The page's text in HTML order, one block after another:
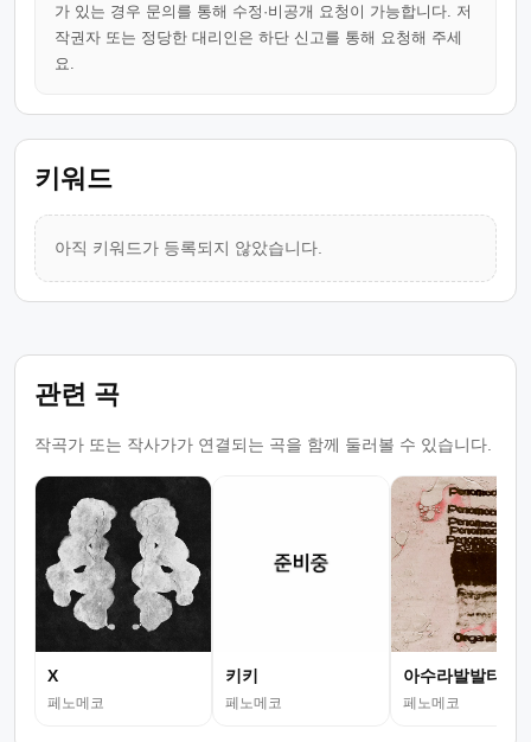
가 있는 경우 문의를 통해 수정·비공개 요청이 가능합니다. 저
작권자 또는 정당한 대리인은 하단 신고를 통해 요청해 주세
요.
키워드
아직 키워드가 등록되지 않았습니다.
관련 곡
작곡가 또는 작사가가 연결되는 곡을 함께 둘러볼 수 있습니다.
X
페노메코
키키
페노메코
아수라발발타
페노메코